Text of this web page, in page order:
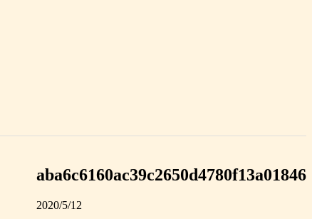
aba6c6160ac39c2650d4780f13a01846
2020/5/12